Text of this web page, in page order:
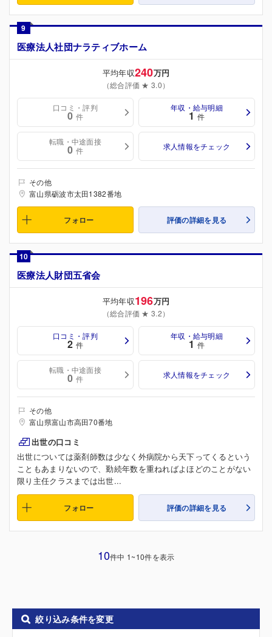
9
医療法人社団ナラティブホーム
平均年収240万円
（総合評価 ★ 3.0）
口コミ・評判
0 件
年収・給与明細
1 件
転職・中途面接
0 件 求人情報をチェック
その他
富山県砺波市太田1382番地
フォロー 評価の詳細を見る
10
医療法人財団五省会
平均年収196万円
（総合評価 ★ 3.2）
口コミ・評判
2 件
年収・給与明細
1 件
転職・中途面接
0 件 求人情報をチェック
その他
富山県富山市高田70番地
出世の口コミ
出世については薬剤師数は少なく外病院から天下ってくるという
こともあまりないので、勤続年数を重ねればよほどのことがない
限り主任クラスまでは出世...
フォロー 評価の詳細を見る
10件中 1~10件を表示
絞り込み条件を変更